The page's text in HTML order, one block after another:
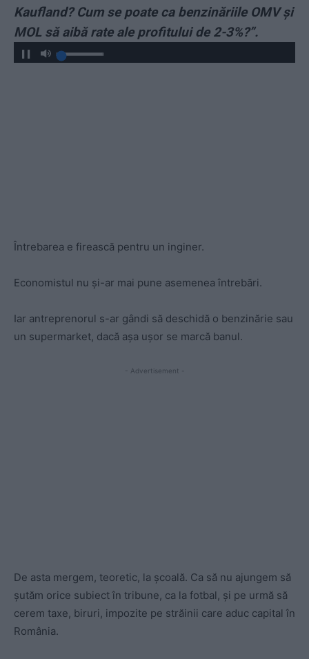
Kaufland? Cum se poate ca benzinăriile OMV și
MOL să aibă rate ale profitului de 2-3%?”.
Play
Întrebarea e firească pentru un inginer.
Economistul nu și-ar mai pune asemenea întrebări.
Iar antreprenorul s-ar gândi să deschidă o benzinărie sau
un supermarket, dacă așa ușor se marcă banul.
- Advertisement -
De asta mergem, teoretic, la școală. Ca să nu ajungem să
șutăm orice subiect în tribune, ca la fotbal, și pe urmă să
cerem taxe, biruri, impozite pe străinii care aduc capital în
România.